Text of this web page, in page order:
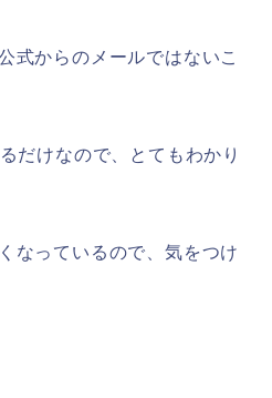
式からのメールではないこ
だけなので、とてもわかり
なっているので、気をつけ